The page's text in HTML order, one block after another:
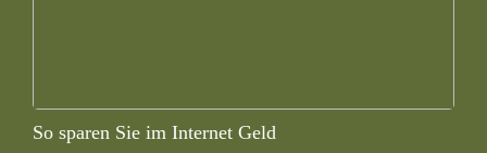
So sparen Sie im Internet Geld